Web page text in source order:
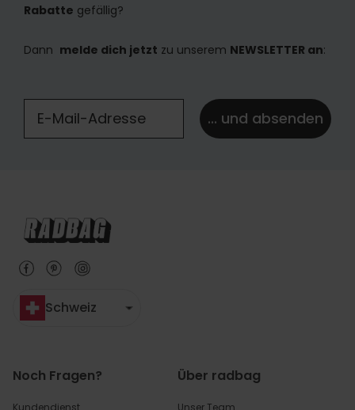
Rabatte gefällig?
Dann melde dich jetzt zu unserem NEWSLETTER an:
... und absenden
Schweiz
Noch Fragen? Über radbag